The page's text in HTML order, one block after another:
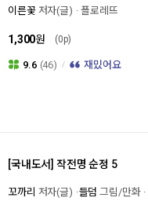
이른꽃 저자(글) 플로레뜨
1,300원 (0p)
9.6 (46) 재밌어요
[국내도서] 작전명 순정 5
꼬까리 저자(글) 들덤 그림/만화